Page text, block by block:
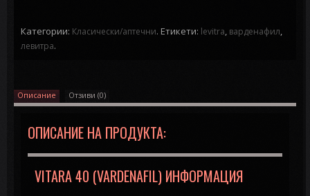
Категории: Класически/аптечни. Етикети: levitra, варденафил,
левитра.
Описание Отзиви (0)
ОПИСАНИЕ НА ПРОДУКТА:
VITARA 40 (VARDENAFIL) ИНФОРМАЦИЯ